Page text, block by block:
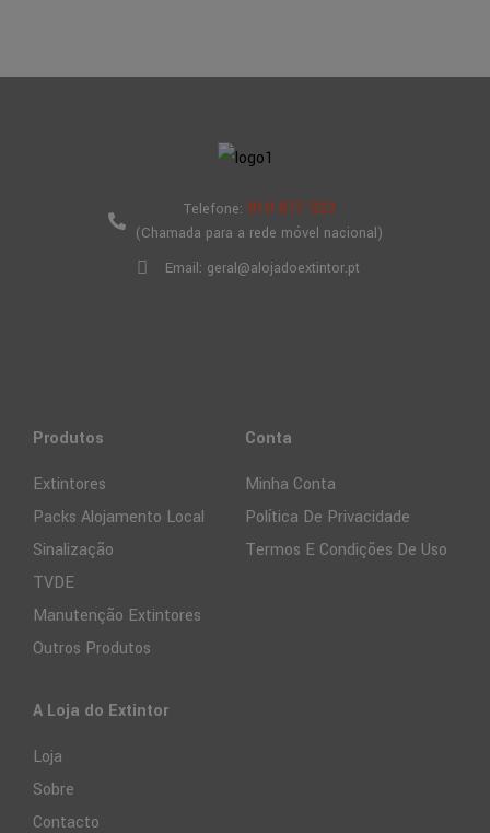
Telefone: 910 877 323
(Chamada para a rede móvel nacional)
Email: geral@alojadoextintor.pt
Produtos
Extintores
Packs Alojamento Local
Sinalização
TVDE
Manutenção Extintores
Outros Produtos
Conta
Minha Conta
Política De Privacidade
Termos E Condições De Uso
A Loja do Extintor
Loja
Sobre
Contacto